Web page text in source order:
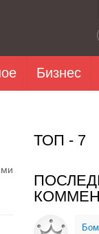
Бизнес
ТОП - 7